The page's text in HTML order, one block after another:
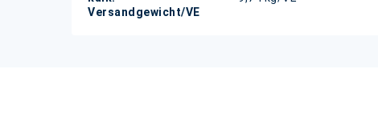
Versandgewicht/VE